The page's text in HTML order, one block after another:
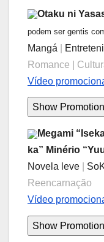
Otaku ni
podem ser gentis
Mangá
Romance |
Vídeo
Megami
ka” Minério
Novela leve
Reencarnação
Vídeo